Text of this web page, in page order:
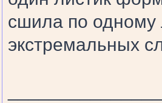
сшила по одному
экстремальных